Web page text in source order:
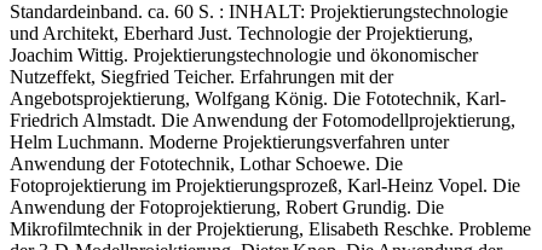
Standardeinband. ca. 60 S. : INHALT: Projektierungstechnologie
und Architekt, Eberhard Just. Technologie der Projektierung,
Joachim Wittig. Projektierungstechnologie und ökonomischer
Nutzeffekt, Siegfried Teicher. Erfahrungen mit der
Angebotsprojektierung, Wolfgang König. Die Fototechnik, Karl-
Friedrich Almstadt. Die Anwendung der Fotomodellprojektierung,
Helm Luchmann. Moderne Projektierungsverfahren unter
Anwendung der Fototechnik, Lothar Schoewe. Die
Fotoprojektierung im Projektierungsprozeß, Karl-Heinz Vopel. Die
Anwendung der Fotoprojektierung, Robert Grundig. Die
Mikrofilmtechnik in der Projektierung, Elisabeth Reschke. Probleme